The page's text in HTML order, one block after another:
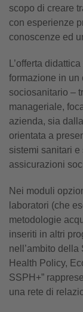
scopo di creare
con esperienze
conoscenze ed
L’offerta
formazione in un
sociosanitario –
manageriale,
azienda, sia
orientata a
sistemi sanitari
assicurazioni
Nei moduli
laboratori (che
metodologie
inseriti in altri
nell’ambito
Health Policy,
SSPH+”
una rete di